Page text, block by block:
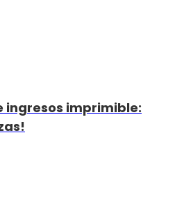
ingresos imprimible: